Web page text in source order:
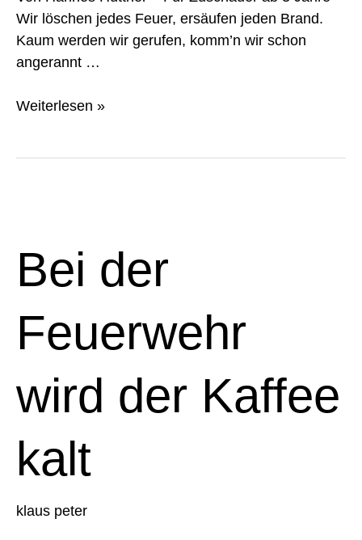
Wir löschen jedes Feuer, ersäufen jeden Brand.
Kaum werden wir gerufen, komm’n wir schon
angerannt …
Weiterlesen »
Bei der
Feuerwehr
wird der Kaffee
kalt
klaus peter
Feuerwehr
wird
der
Kaffee
kalt